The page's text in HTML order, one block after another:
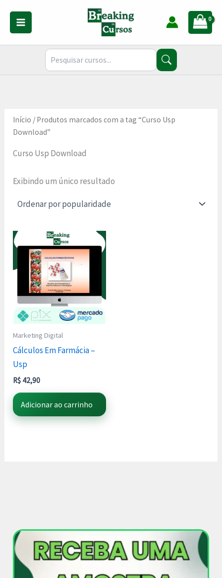
conteúdo
Início / Produtos marcados com a tag “Curso Usp
Download”
Curso Usp Download
Exibindo um único resultado
Marketing Digital
Cálculos Em Farmácia –
Usp
R$ 42,90
Adicionar ao carrinho